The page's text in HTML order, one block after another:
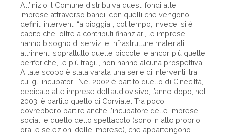
All’inizio il Comune distribuiva questi fondi alle
imprese attraverso bandi, con quelli che vengono
definiti interventi “a pioggia”, col tempo, invece, si è
capito che, oltre a contributi finanziari, le imprese
hanno bisogno di servizi e infrastrutture materiali;
altrimenti soprattutto quelle piccole, e ancor più quelle
periferiche, le più fragili, non hanno alcuna prospettiva.
A tale scopo è stata varata una serie di interventi, tra
cui gli incubatori. Nel 2002 è partito quello di Cinecittà,
dedicato alle imprese dell’audiovisivo; l’anno dopo, nel
2003, è partito quello di Corviale. Tra poco
dovrebbero partire anche l’incubatore delle imprese
sociali e quello dello spettacolo (sono in atto proprio
ora le selezioni delle imprese), che appartengono